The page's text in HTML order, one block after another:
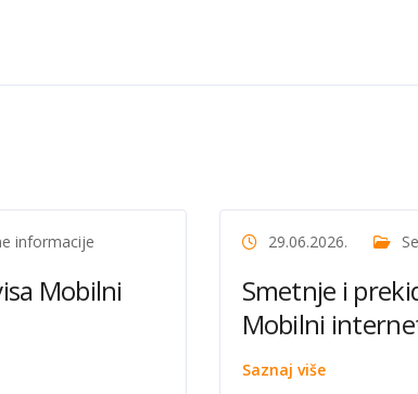
informacije
Mobilni
29.06.2026.
Smetnje i
Mobilni
Saznaj više